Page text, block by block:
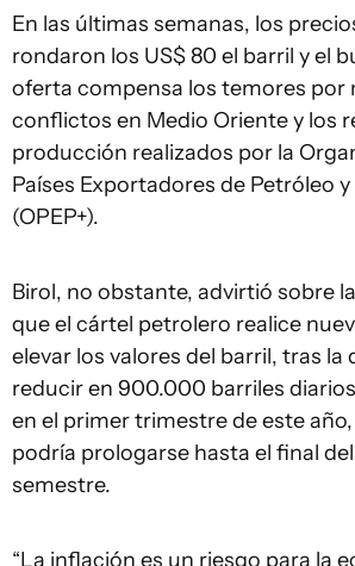
En las últimas semanas, los
rondaron los US$ 80 el barril y el
oferta compensa los temores por
conflictos en Medio Oriente y los
producción realizados por la
Países Exportadores de Petróleo
(OPEP+).
Birol, no obstante, advirtió sobre
que el cártel petrolero realice
elevar los valores del barril, tras la
reducir en 900.000 barriles
en el primer trimestre de este
podría prologarse hasta el final
semestre.
“La inflación es un riesgo para la